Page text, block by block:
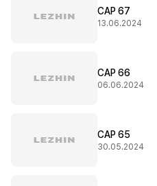
CAP 67
13.06.2024
CAP 66
06.06.2024
CAP 65
30.05.2024